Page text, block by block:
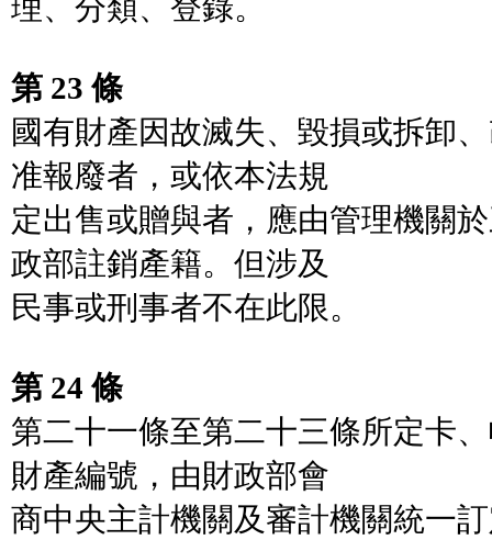
理、分類、登錄。
第 23 條
國有財產因故滅失、毀損或拆卸
准報廢者，或依本法規
定出售或贈與者，應由管理機關
政部註銷產籍。但涉及
民事或刑事者不在此限。
第 24 條
第二十一條至第二十三條所定卡
財產編號，由財政部會
商中央主計機關及審計機關統一